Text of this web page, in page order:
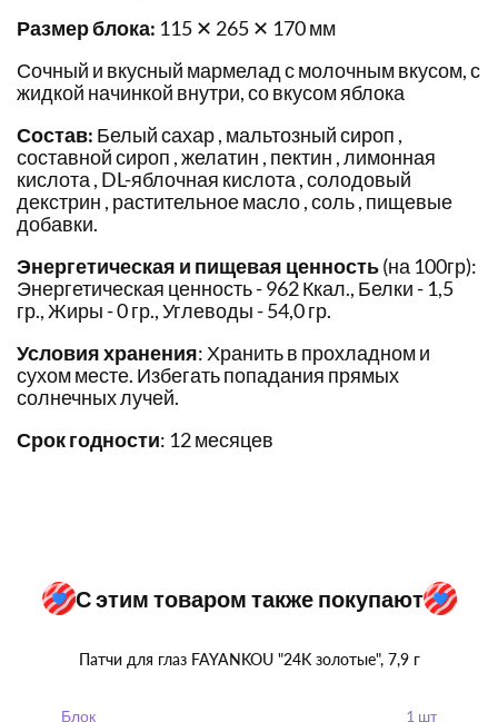
Размер блока: 115 ✕ 265 ✕ 170 мм
Сочный и вкусный мармелад с молочным вкусом, с
жидкой начинкой внутри, со вкусом яблока
Состав: Белый сахар , мальтозный сироп ,
составной сироп , желатин , пектин , лимонная
кислота , DL-яблочная кислота , солодовый
декстрин , растительное масло , соль , пищевые
добавки.
Энергетическая и пищевая ценность(на 100гр):
Энергетическая ценность - 962 Ккал., Белки - 1,5
гр., Жиры - 0 гр., Углеводы - 54,0 гр.
Условия хранения: Хранить в прохладном и
сухом месте. Избегать попадания прямых
солнечных лучей.
Срок годности: 12 месяцев
С этим товаром также покупают
Патчи для глаз FAYANKOU "24K золотые", 7,9 г
Блок 1 шт